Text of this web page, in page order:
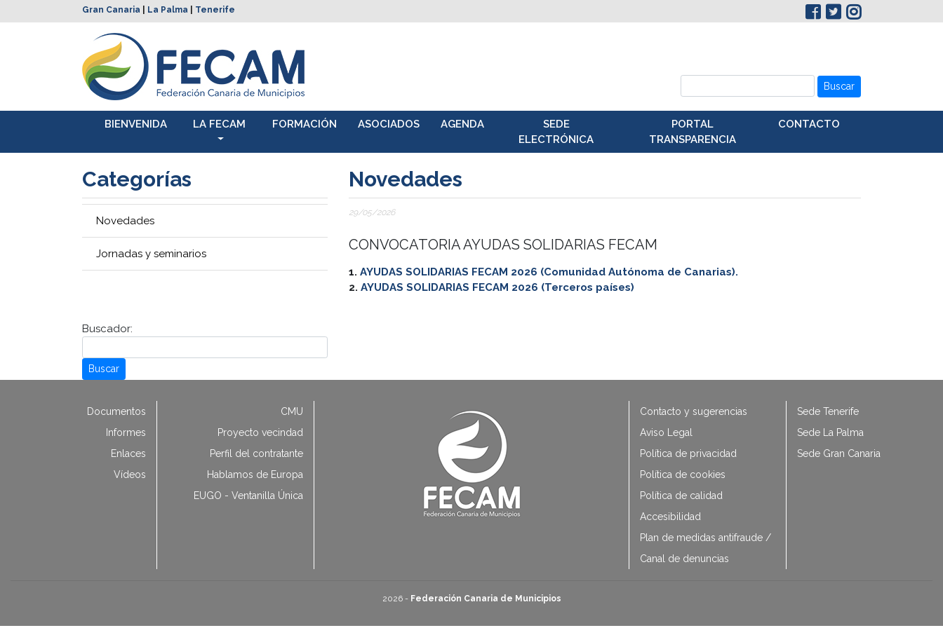
Gran Canaria La Palma Tenerife
Buscar
BIENVENIDA LA FECAM FORMACIÓN ASOCIADOS AGENDA
SEDE
ELECTRÓNICA
PORTAL
TRANSPARENCIA
CONTACTO
Categorías
Novedades
Jornadas y seminarios
Buscador:
Buscar
Novedades
29/05/2026
CONVOCATORIA AYUDAS SOLIDARIAS FECAM
1. AYUDAS SOLIDARIAS FECAM 2026 (Comunidad Autónoma de Canarias).
2. AYUDAS SOLIDARIAS FECAM 2026 (Terceros países)
Documentos
Informes
Enlaces
Vídeos
CMU
Proyecto vecindad
Perfil del contratante
Hablamos de Europa
EUGO - Ventanilla Única
Contacto y sugerencias
Aviso Legal
Política de privacidad
Política de cookies
Política de calidad
Accesibilidad
Plan de medidas antifraude /
Canal de denuncias
Sede Tenerife
Sede La Palma
Sede Gran Canaria
2026 - Federación Canaria de Municipios